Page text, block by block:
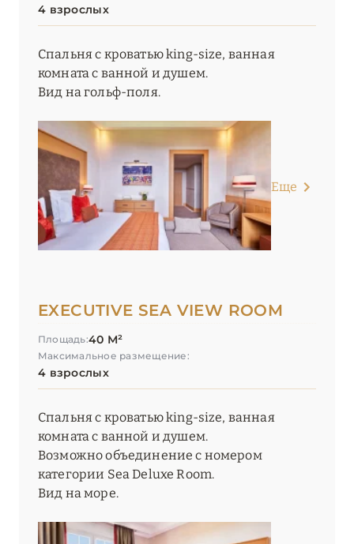
4 взрослых
Спальня с кроватью king-size, ванная
комната с ванной и душем.
Вид на гольф-поля.
Еще
EXECUTIVE SEA VIEW ROOM
Площадь:40 М²
Максимальное размещение:
4 взрослых
Спальня с кроватью king-size, ванная
комната с ванной и душем.
Возможно объединение с номером
категории Sea Deluxe Room.
Вид на море.